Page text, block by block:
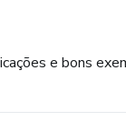
e bons